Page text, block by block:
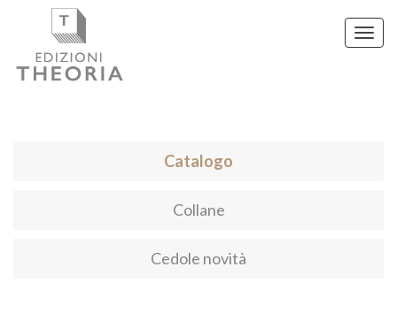
Catalogo
Collane
Cedole novità